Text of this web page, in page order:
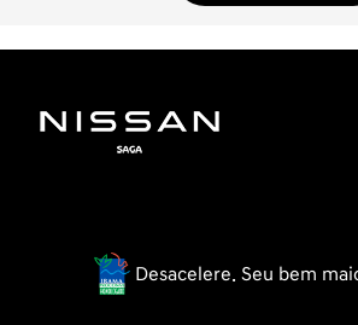
Desacelere. Seu bem